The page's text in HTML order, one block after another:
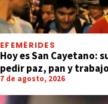
EFEMÉRIDES
Hoy es San Cayetano:
pedir paz, pan y trabajo
7 de agosto, 2026